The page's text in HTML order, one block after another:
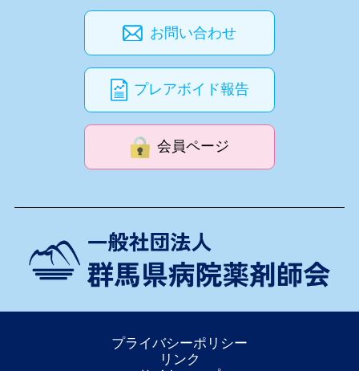
お問い合わせ
プレアボイド報告
会員ページ
プライバシーポリシー
リンク